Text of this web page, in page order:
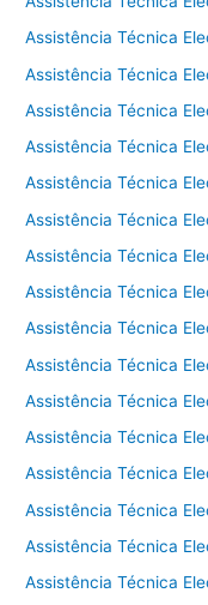
Assistência Técnica
Assistência Técnica
Assistência Técnica
Assistência Técnica
Assistência Técnica
Assistência Técnica
Assistência Técnica
Assistência Técnica
Assistência Técnica
Assistência Técnica
Assistência Técnica
Assistência Técnica
Assistência Técnica
Assistência Técnica
Assistência Técnica
Assistência Técnica